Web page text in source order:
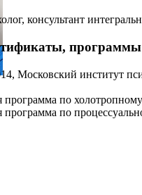
консультант
программы
Московский институт
по
по